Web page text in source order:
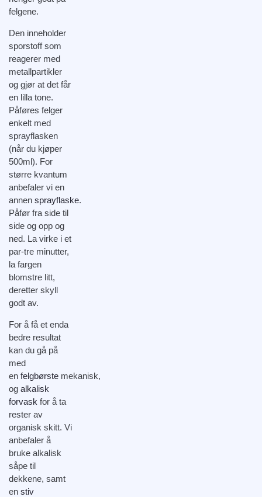
felgene.
Den inneholder
sporstoff som
reagerer med
metallpartikler
og gjør at det får
en lilla tone.
Påføres felger
enkelt med
sprayflasken
(når du kjøper
500ml). For
større kvantum
anbefaler vi en
annen sprayflaske.
Påfør fra side til
side og opp og
ned. La virke i et
par-tre minutter,
la fargen
blomstre litt,
deretter skyll
godt av.
For å få et enda
bedre resultat
kan du gå på
med
en felgbørste mekanisk,
og alkalisk
forvask for å ta
rester av
organisk skitt. Vi
anbefaler å
bruke alkalisk
såpe til
dekkene, samt
en stiv